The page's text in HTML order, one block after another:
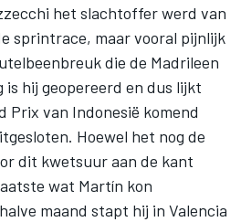
het slachtoffer werd van
sprintrace, maar vooral pijnlijk
die de Madrileen
is hij geopereerd en dus lijkt
Prix van Indonesië komend
Hoewel het nog de
dit kwetsuur aan de kant
wat Martín kon
maand stapt hij in Valencia